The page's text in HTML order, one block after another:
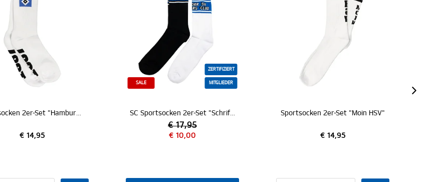
SALE
SC Sportsocken 2er-Set "Schriftzug" Sportsocken 2er-Set "Moin HSV" Baby Socken "Bahnschranke"